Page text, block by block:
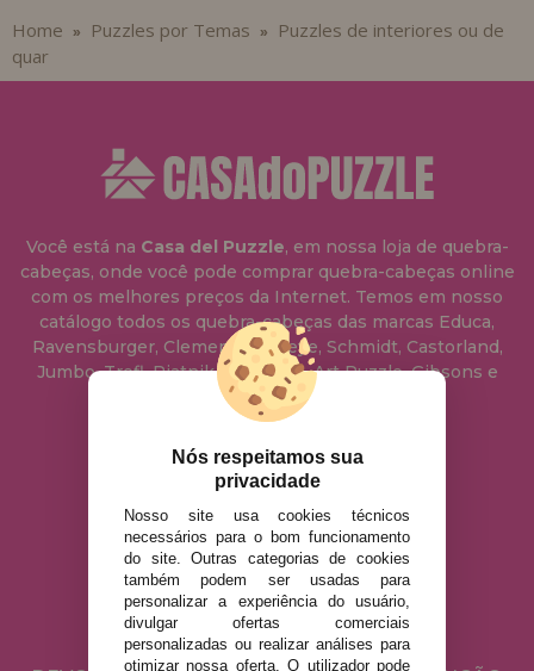
Home » Puzzles por Temas »
Puzzles de interiores ou de
quar
Você está na Casa del Puzzle, em nossa loja de quebra-
cabeças, onde você pode comprar quebra-cabeças online
com os melhores preços da Internet. Temos em nosso
catálogo todos os quebra-cabeças das marcas Educa,
Ravensburger, Clementoni, Heye, Schmidt, Castorland,
Jumbo, Trefl, Piatnik, Anatolian, Art Puzzle, Gibsons e
muito mais.
info@casadopuzzle.pt
AVISO LEGAL
POLÍTICA DE PRIVACIDADE
POLÍTICA DE COOKIES
ENVIO E DEVOLUÇÕES
Nós respeitamos sua
privacidade
Nosso site usa cookies técnicos
necessários para o bom funcionamento
do site. Outras categorias de cookies
também podem ser usadas para
personalizar a experiência do usuário,
divulgar ofertas comerciais
personalizadas ou realizar análises para
otimizar nossa oferta. O utilizador pode